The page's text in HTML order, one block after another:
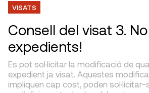
VISATS
Consell del visat 3.
expedients!
Es pot sol·licitar la modificació de
expedient ja visat. Aquestes
impliquen cap cost, poden